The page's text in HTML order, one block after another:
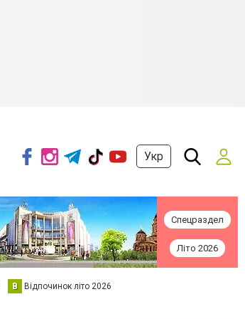
Укр
Спецраздел
Літо 2026
В Відпочинок літо 2026